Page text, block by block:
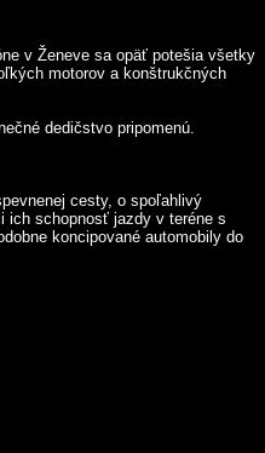
v Ženeve sa opäť potešia všetky
motorov a konštrukčných
dedičstvo pripomenú.
cesty, o spoľahlivý
ich schopnosť jazdy v teréne s
koncipované automobily do